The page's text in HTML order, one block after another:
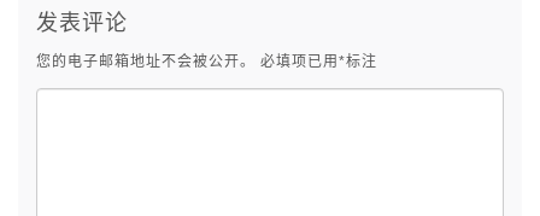
发表评论
您的电子邮箱地址不会被公开。 必填项已用 *标注